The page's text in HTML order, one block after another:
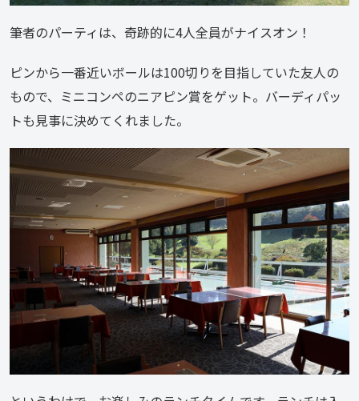
筆者のパーティは、奇跡的に4人全員がナイスオン！
ピンから一番近いボールは100切りを目指していた友人の
もので、ミニコンペのニアピン賞をゲット。バーディパッ
トも見事に決めてくれました。